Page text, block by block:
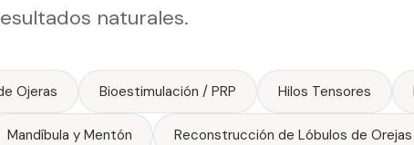
naturales.
Ojeras Bioestimulación / PRP Hilos Tensores
Mandíbula y Mentón Reconstrucción de Lóbulos de Orejas